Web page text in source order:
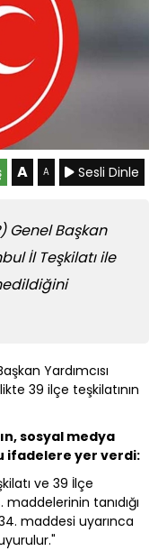
A A Sesli Dinle
Genel Başkan
İl Teşkilatı ile
Yardımcısı
39 ilçe teşkilatının
sosyal medya
ifadelere yer verdi:
ve 39 İlçe
tanıdığı
maddesi uyarınca